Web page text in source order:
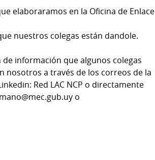
elaboraramos en la Oficina de Enlace
nuestros colegas están dandole.
información que algunos colegas
nosotros a través de los correos de la
Red LAC NCP o directamente
o